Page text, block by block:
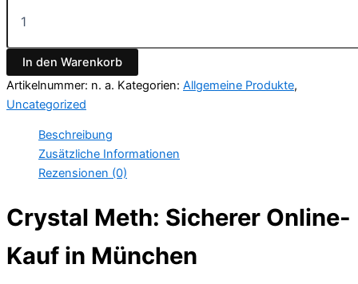
Meth
In den Warenkorb
Artikelnummer: n. a. Kategorien: Allgemeine Produkte,
Uncategorized
Beschreibung
Zusätzliche Informationen
Rezensionen (0)
Crystal Meth: Sicherer Online-
Kauf in München